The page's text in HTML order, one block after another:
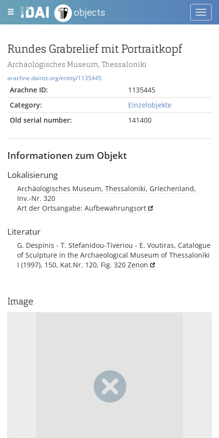
objects
Rundes Grabrelief mit Portraitkopf
Archäologisches Museum, Thessaloniki
arachne.dainst.org/entity/1135445
Arachne ID:
1135445
Category:
Einzelobjekte
Old serial number:
141400
Informationen zum Objekt
Lokalisierung
Archäologisches Museum, Thessaloniki, Griechenland,
Inv.-Nr. 320
Art der Ortsangabe: Aufbewahrungsort
Literatur
G. Despinis - T. Stefanidou-Tiveriou - E. Voutiras, Catalogue
of Sculpture in the Archaeological Museum of Thessaloniki
I (1997), 150, Kat.Nr. 120, Fig. 320 Zenon
Image